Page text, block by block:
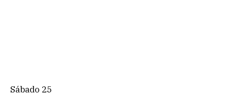
Sábado 25